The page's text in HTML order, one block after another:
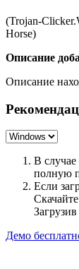
(Trojan-
Horse)
Описание
Описание
В
полную
Если
Демо